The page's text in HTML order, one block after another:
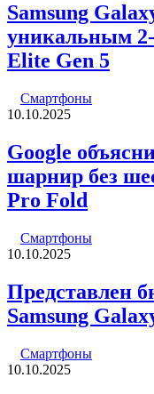
Samsung
уникальным
Elite Gen 5
Смартфоны
10.10.2025
Google
шарнир без
Pro Fold
Смартфоны
10.10.2025
Представлен
Samsung
Смартфоны
10.10.2025